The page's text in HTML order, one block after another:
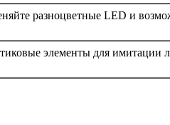
разноцветные LED и
элементы для имитации